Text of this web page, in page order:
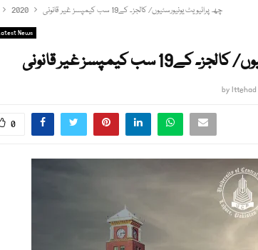
2020 چھ پرائیویٹ یونیورسٹیوں/ کالجز۔ کے19 سب کیمپسز غیر قانونی
News
سب کیمپسز غیر قانونی
byIttehad
0